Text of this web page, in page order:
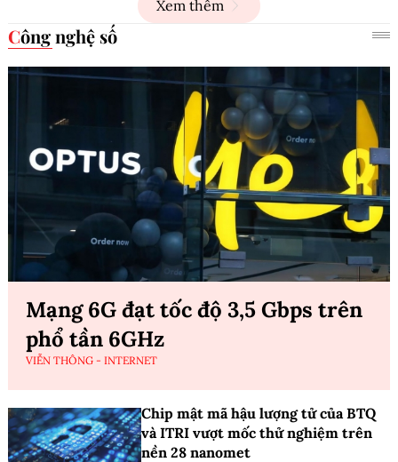
Xem thêm
Công nghệ số
Mạng 6G đạt tốc độ 3,5 Gbps trên
phổ tần 6GHz
VIỄN THÔNG - INTERNET
Chip mật mã hậu lượng tử của BTQ
và ITRI vượt mốc thử nghiệm trên
nền 28 nanomet